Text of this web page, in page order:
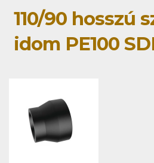
110/90 hosszú
idom PE100